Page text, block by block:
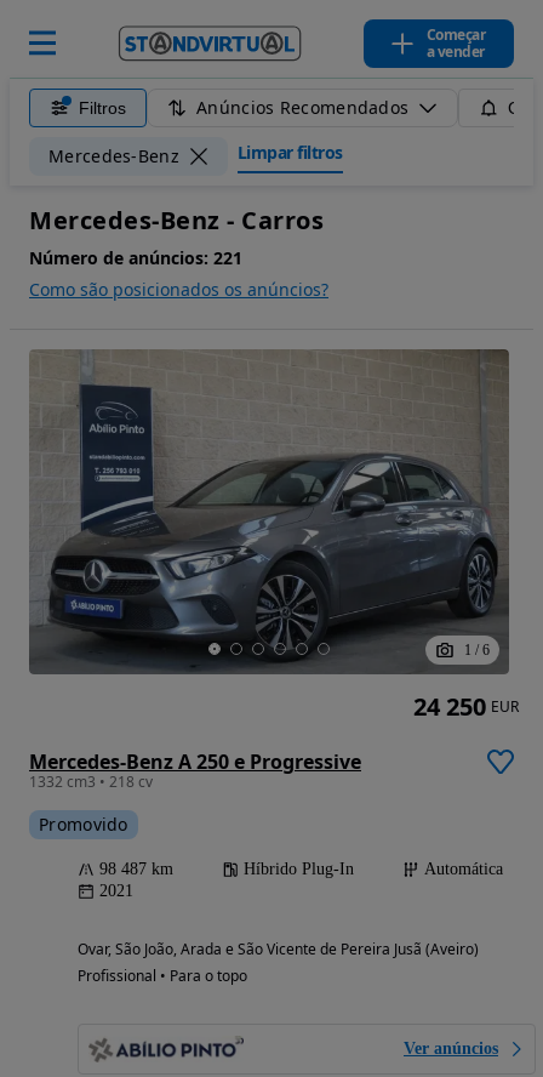
Começar
a vender
Filtros Anúncios Recomendados
Mercedes-Benz Limpar filtros
Mercedes-Benz - Carros
Número de anúncios: 221
Como são posicionados os anúncios?
1 / 6
Mercedes-Benz A 250 e Progressive
1332 cm3 • 218 cv
Promovido
98 487 km Híbrido Plug-In
Automática
2021
Ovar, São João, Arada e São Vicente de Pereira Jusã (Aveiro)
Profissional • Para o topo
Ver anúncios
24 250 EUR